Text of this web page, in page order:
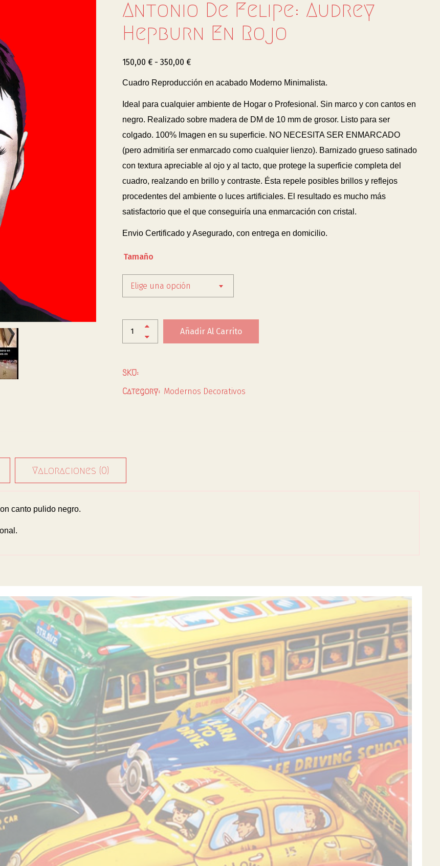
Antonio De Felipe: Audrey
Hepburn En Rojo
150,00 € - 350,00 €
Cuadro Reproducción en acabado Moderno Minimalista.
Ideal para cualquier ambiente de Hogar o Profesional. Sin marco y con cantos en
negro. Realizado sobre madera de DM de 10 mm de grosor. Listo para ser
colgado. 100% Imagen en su superficie. NO NECESITA SER ENMARCADO
(pero admitiría ser enmarcado como cualquier lienzo). Barnizado grueso satinado
con textura apreciable al ojo y al tacto, que protege la superficie completa del
cuadro, realzando en brillo y contraste. Ésta repele posibles brillos y reflejos
procedentes del ambiente o luces artificiales. El resultado es mucho más
satisfactorio que el que conseguiría una enmarcación con cristal.
Envio Certificado y Asegurado, con entrega en domicilio.
Tamaño
Elige una opción
Añadir Al Carrito
SKU:
Category: Modernos Decorativos
Valoraciones (0)
canto pulido negro.